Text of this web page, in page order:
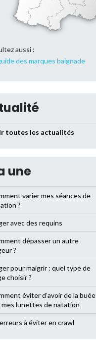
aussi :
des marques baignade
toutes les actualités
une
varier mes séances de
?
avec des requins
dépasser un autre
?
pour maigrir : quel type de
choisir ?
éviter d’avoir de la buée
mes lunettes de natation
à éviter en crawl